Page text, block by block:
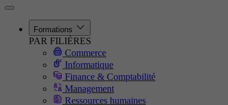
Formations
PAR FILIÈRES
Commerce
Informatique
Finance & Comptabilité
Management
Ressources humaines